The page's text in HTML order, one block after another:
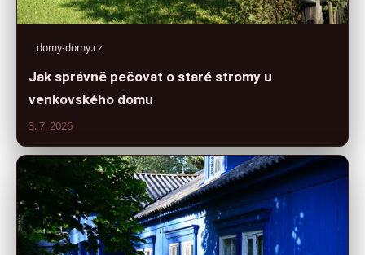
domy-domy.cz
Jak správně pečovat o staré stromy u
venkovského domu
3. 7. 2026